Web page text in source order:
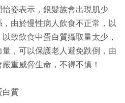
姿表示，銀髮族會出現肌少
由於慢性病人飲食不正常，以
致飲食中蛋白質攝取量太少，
，可以保護老人避免跌倒，由
重威脅生命，不得不慎！
質